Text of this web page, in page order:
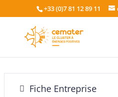
+33 (0)7 81 12 89 11
Fiche Entreprise